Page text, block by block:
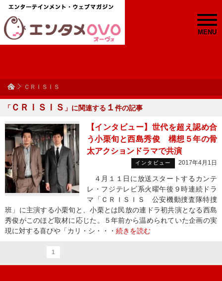
MENU
ＣＲＩＳＩＳ
「 ＣＲＩＳＩＳ 」に関連する １ 件の記事
【インタビュー】世代を超え認め合
う小栗旬と西島秀俊 構想５年の骨
太アクションドラマで共演
インタビュー 2017年4月1日
４月１１日に放送スタートするカンテ
レ・フジテレビ系火曜午後９時連続ドラ
マ「ＣＲＩＳＩＳ 公安機動捜査隊特捜
班」に主演する小栗旬と、小栗とは民放の連ドラ初共演となる西島
秀俊がこのほど取材に応じた。５年前から温められていた企画の実
現に対する喜びや「カリ・シ・・・ 続きを読む
1